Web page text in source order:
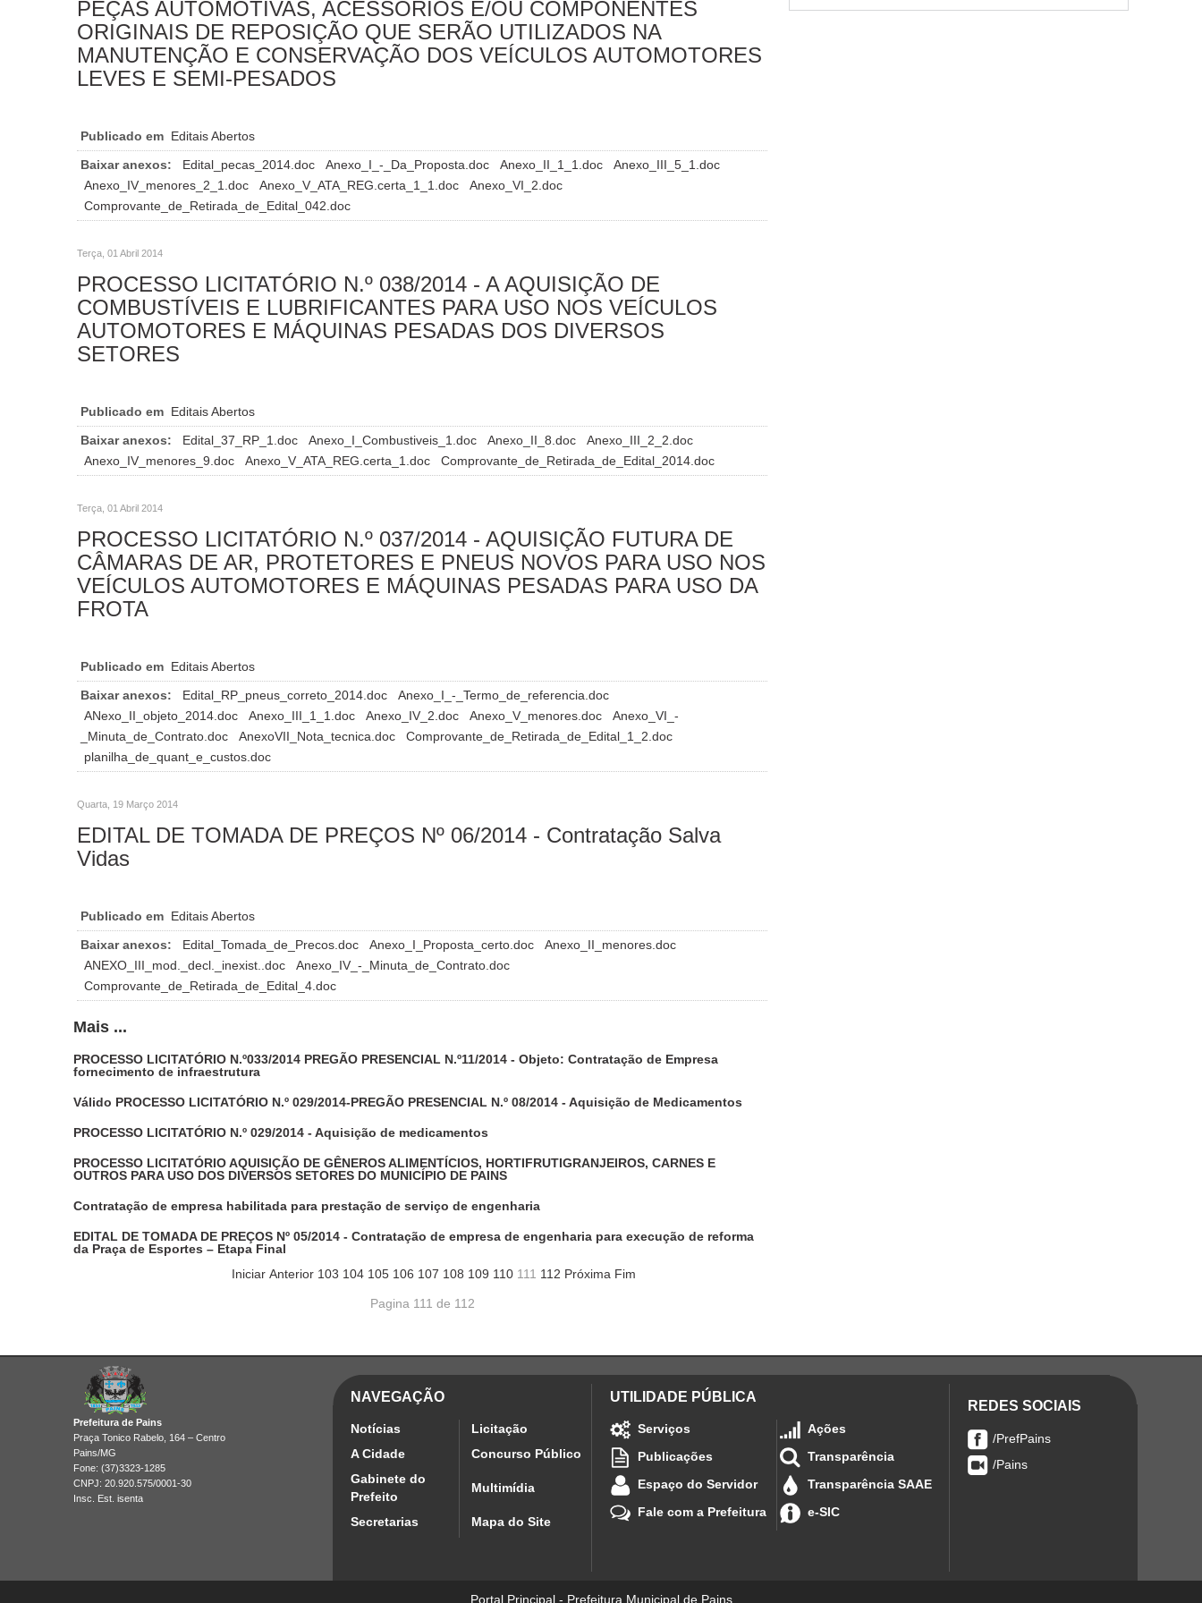
PEÇAS AUTOMOTIVAS, ACESSÓRIOS E/OU COMPONENTES
ORIGINAIS DE REPOSIÇÃO QUE SERÃO UTILIZADOS NA
MANUTENÇÃO E CONSERVAÇÃO DOS VEÍCULOS AUTOMOTORES
LEVES E SEMI-PESADOS
Publicado em Editais Abertos
Baixar anexos:
Edital_pecas_2014.doc Anexo_I_-_Da_Proposta.doc Anexo_II_1_1.doc
Anexo_III_5_1.doc
Anexo_IV_menores_2_1.doc
Anexo_V_ATA_REG.certa_1_1.doc
Anexo_VI_2.doc
Comprovante_de_Retirada_de_Edital_042.doc
Terça, 01 Abril 2014
PROCESSO LICITATÓRIO N.º 038/2014 - A AQUISIÇÃO DE
COMBUSTÍVEIS E LUBRIFICANTES PARA USO NOS VEÍCULOS
AUTOMOTORES E MÁQUINAS PESADAS DOS DIVERSOS
SETORES
Publicado em Editais Abertos
Baixar anexos:
Edital_37_RP_1.doc Anexo_I_Combustiveis_1.doc Anexo_II_8.doc
Anexo_III_2_2.doc
Anexo_IV_menores_9.doc
Anexo_V_ATA_REG.certa_1.doc Comprovante_de_Retirada_de_Edital_2014.doc
Terça, 01 Abril 2014
PROCESSO LICITATÓRIO N.º 037/2014 - AQUISIÇÃO FUTURA DE
CÂMARAS DE AR, PROTETORES E PNEUS NOVOS PARA USO NOS
VEÍCULOS AUTOMOTORES E MÁQUINAS PESADAS PARA USO DA
FROTA
Publicado em Editais Abertos
Baixar anexos:
Edital_RP_pneus_correto_2014.doc
Anexo_I_-_Termo_de_referencia.doc
ANexo_II_objeto_2014.doc
Anexo_III_1_1.doc Anexo_IV_2.doc Anexo_V_menores.doc
Anexo_VI_-
_Minuta_de_Contrato.doc
AnexoVII_Nota_tecnica.doc
Comprovante_de_Retirada_de_Edital_1_2.doc
planilha_de_quant_e_custos.doc
Quarta, 19 Março 2014
EDITAL DE TOMADA DE PREÇOS Nº 06/2014 - Contratação Salva
Vidas
Publicado em Editais Abertos
Baixar anexos:
Edital_Tomada_de_Precos.doc Anexo_I_Proposta_certo.doc
Anexo_II_menores.doc
ANEXO_III_mod._decl._inexist..doc
Anexo_IV_-_Minuta_de_Contrato.doc
Comprovante_de_Retirada_de_Edital_4.doc
Mais ...
PROCESSO LICITATÓRIO N.º033/2014 PREGÃO PRESENCIAL N.º11/2014 - Objeto: Contratação de Empresa
fornecimento de infraestrutura
Válido PROCESSO LICITATÓRIO N.º 029/2014-PREGÃO PRESENCIAL N.º 08/2014 - Aquisição de Medicamentos
PROCESSO LICITATÓRIO N.º 029/2014 - Aquisição de medicamentos
PROCESSO LICITATÓRIO AQUISIÇÃO DE GÊNEROS ALIMENTÍCIOS, HORTIFRUTIGRANJEIROS, CARNES E
OUTROS PARA USO DOS DIVERSOS SETORES DO MUNICÍPIO DE PAINS
Contratação de empresa habilitada para prestação de serviço de engenharia
EDITAL DE TOMADA DE PREÇOS Nº 05/2014 - Contratação de empresa de engenharia para execução de reforma
da Praça de Esportes – Etapa Final
Iniciar Anterior 103 104 105 106 107 108 109 110 111 112 Próxima Fim
Pagina 111 de 112
Quem é Quem
Uso de produtos e subprodutos florestais
Secretaria Adjunta da Fazenda e Adm
Prefeitura de Pains
Praça Tonico Rabelo, 164 – Centro
Pains/MG
Fone: (37)3323-1285
CNPJ: 20.920.575/0001-30
Insc. Est. isenta
NAVEGAÇÃO
Notícias
Licitação
A Cidade
Concurso Público
Gabinete do
Prefeito
Multimídia
Secretarias Mapa do Site
UTILIDADE PÚBLICA
Serviços
Ações
Publicações
Transparência
Espaço do Servidor
Transparência SAAE
Fale com a Prefeitura
e-SIC
REDES SOCIAIS
/PrefPains
/Pains
Portal Principal - Prefeitura Municipal de Pains